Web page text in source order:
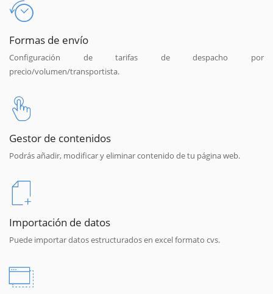
Formas de envío
Configuración de tarifas de despacho por
precio/volumen/transportista.
Gestor de contenidos
Podrás añadir, modificar y eliminar contenido de tu página web.
Importación de datos
Puede importar datos estructurados en excel formato cvs.